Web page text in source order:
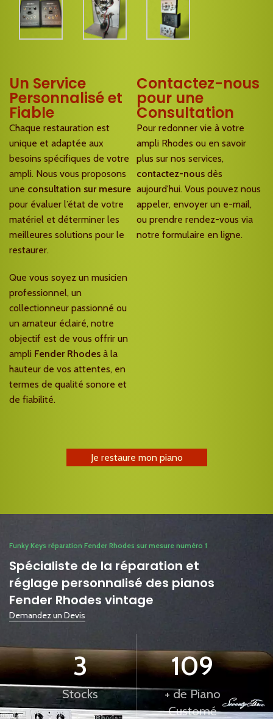
Un Service
Personnalisé et
Fiable
Chaque restauration est
unique et adaptée aux
besoins spécifiques de votre
ampli. Nous vous proposons
une consultation sur mesure
pour évaluer l’état de votre
matériel et déterminer les
meilleures solutions pour le
restaurer.
Que vous soyez un musicien
professionnel, un
collectionneur passionné ou
un amateur éclairé, notre
objectif est de vous offrir un
ampli Fender Rhodes à la
hauteur de vos attentes, en
termes de qualité sonore et
de fiabilité.
Contactez-nous
pour une
Consultation
Pour redonner vie à votre
ampli Rhodes ou en savoir
plus sur nos services,
contactez-nous dès
aujourd'hui. Vous pouvez nous
appeler, envoyer un e-mail,
ou prendre rendez-vous via
notre formulaire en ligne.
Je restaure mon piano
Funky Keys réparation Fender Rhodes sur mesure numéro 1
Spécialiste de la réparation et
réglage personnalisé des pianos
Fender Rhodes vintage
Demandez un Devis
3
Stocks
120
+ de Piano
Customé